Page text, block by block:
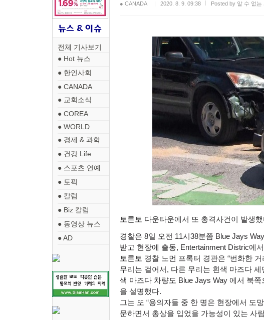
전체 기사보기
● Hot 뉴스
● 한인사회
● CANADA
● 교회소식
● COREA
● WORLD
● 경제 & 과학
● 건강 Life
● 스포츠 연예
● 토픽
● 칼럼
● Biz 칼럼
● 동영상 뉴스
● AD
● CANADA 2020. 8. 9. 09:38 Posted by 알 수 없는
토론토 다운타운에서 또 총격사건이 발생
경찰은 8일 오전 11시 38분쯤 Blue Jays Way
받고 현장에 출동, Entertainment Distric에
토론토 경찰 노먼 프록터 경관은 “번화한
무리는 걸어서 , 다른 무리는 흰색 마즈다 세
색 마즈다 차량도 Blue Jays Way 에서 북쪽
을 설명했다.
그는 또 “용의자들 중 한 명은 현장에서 도
문하면서 총상을 입었을 가능성이 있는 사